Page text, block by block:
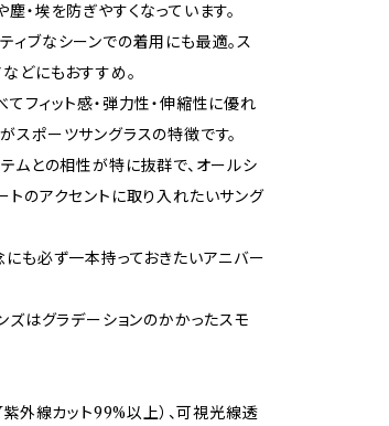
・埃を防ぎやすくなっています。
ィブなシーンでの着用にも最適。ス
どにもおすすめ。
てフィット感・弾力性・伸縮性に優れ
スポーツサングラスの特徴です。
ムとの相性が特に抜群で、オールシ
トのアクセントに取り入れたいサング
も必ず一本持っておきたいアニバー
ズはグラデーションのかかったスモ
外線カット99%以上）、可視光線透